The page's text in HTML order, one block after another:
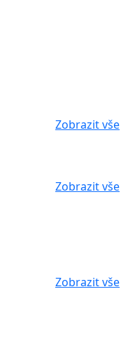
Zobrazit vše
Zobrazit vše
Zobrazit vše